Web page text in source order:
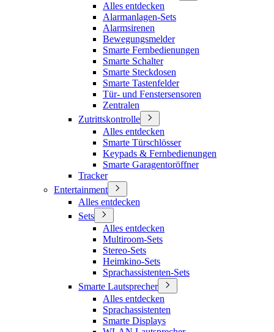
Alles entdecken
Alarmanlagen-Sets
Alarmsirenen
Bewegungsmelder
Smarte Fernbedienungen
Smarte Schalter
Smarte Steckdosen
Smarte Tastenfelder
Tür- und Fenstersensoren
Zentralen
Zutrittskontrolle
Alles entdecken
Smarte Türschlösser
Keypads & Fernbedienungen
Smarte Garagentoröffner
Tracker
Entertainment
Alles entdecken
Sets
Alles entdecken
Multiroom-Sets
Stereo-Sets
Heimkino-Sets
Sprachassistenten-Sets
Smarte Lautsprecher
Alles entdecken
Sprachassistenten
Smarte Displays